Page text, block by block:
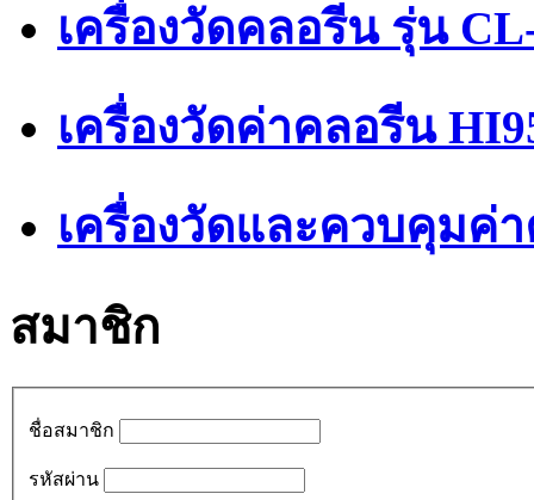
เครื่องวัดคลอรีน รุ่น
เครื่องวัดค่าคลอรีน
เครื่องวัดและควบคุมค่า
สมาชิก
ชื่อสมาชิก
รหัสผ่าน